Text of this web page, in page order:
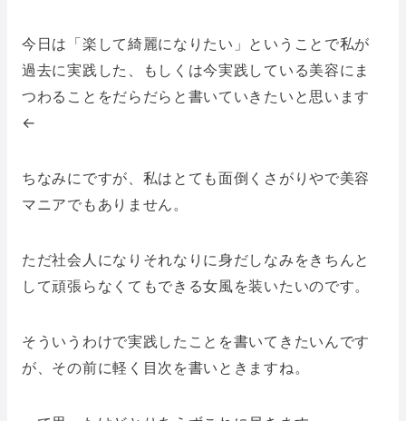
今日は「楽して綺麗になりたい」ということで私が
過去に実践した、もしくは今実践している美容にま
つわることをだらだらと書いていきたいと思います
←
ちなみにですが、私はとても面倒くさがりやで美容
マニアでもありません。
ただ社会人になりそれなりに身だしなみをきちんと
して頑張らなくてもできる女風を装いたいのです。
そういうわけで実践したことを書いてきたいんです
が、その前に軽く目次を書いときますね。